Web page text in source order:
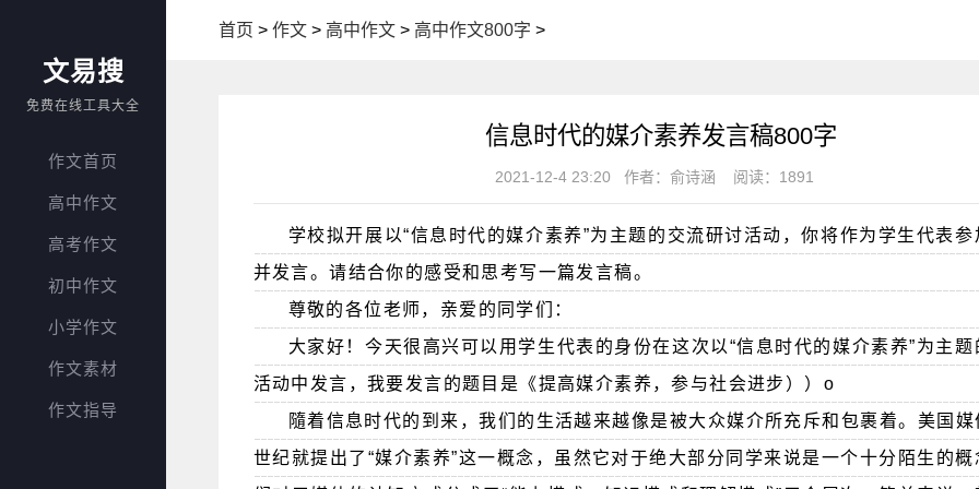
文易搜
免费在线工具大全
作文首页
高中作文
高考作文
初中作文
小学作文
作文素材
作文指导
首页 > 作文> 高中作文> 高中作文800字 >
信息时代的媒介素养发言稿800字
2021-12-4 23:20 作者：俞诗涵 阅读：1891
学校拟开展以“信息时代的媒介素养”为主题的交流研讨活动，你将作为学生代表
并发言。请结合你的感受和思考写一篇发言稿。
尊敬的各位老师，亲爱的同学们：
大家好！今天很高兴可以用学生代表的身份在这次以“信息时代的媒介素养”为主
活动中发言，我要发言的题目是《提高媒介素养，参与社会进步））o
隨着信息时代的到来，我们的生活越来越像是被大众媒介所充斥和包裹着。美国
世纪就提出了“媒介素养”这一概念，虽然它对于绝大部分同学来说是一个十分陌生的